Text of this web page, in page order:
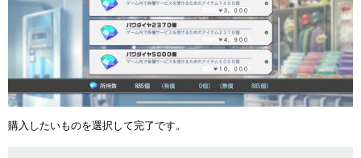
購入したいものを選択して完了です。